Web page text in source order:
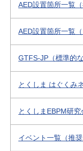
AED設置箇所一覧
AED設置箇所一覧
GTFS-JP（標準的
とくしま はぐくみ
とくしまEBPM研究
イベント一覧（推奨